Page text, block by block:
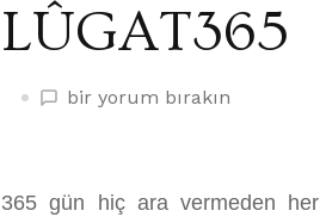
LÛGAT365
KELİMELERLE
üzerine
bir yorum bırakın
365 gün hiç ara vermeden